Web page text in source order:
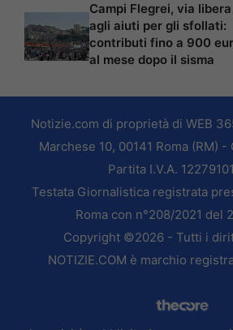
Campi Flegrei, via libera
agli aiuti per gli sfollati:
contributi fino a 900
al mese dopo il sisma
Notizie.com di proprietà di WEB
Marchese 10, 00141 Roma (RM)
Partita I.V.A.
Testata Giornalistica registrata
Roma con n°208/2021 del
Copyright ©2026 - Tutti i
NOTIZIE.COM è marchio